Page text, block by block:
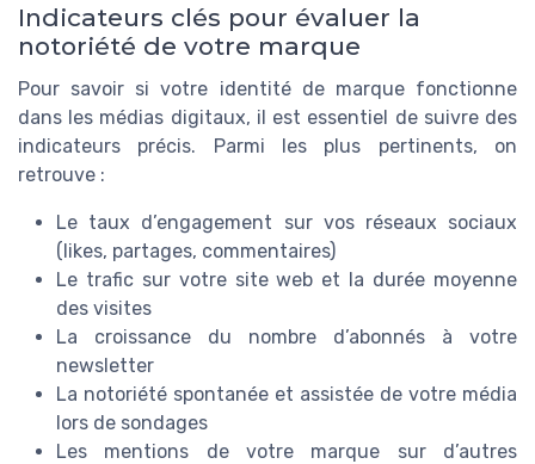
Indicateurs clés pour évaluer la
notoriété de votre marque
Pour savoir si votre identité de marque fonctionne
dans les médias digitaux, il est essentiel de suivre des
indicateurs précis. Parmi les plus pertinents, on
retrouve :
Le taux d’engagement sur vos réseaux sociaux
(likes, partages, commentaires)
Le trafic sur votre site web et la durée moyenne
des visites
La croissance du nombre d’abonnés à votre
newsletter
La notoriété spontanée et assistée de votre média
lors de sondages
Les mentions de votre marque sur d’autres